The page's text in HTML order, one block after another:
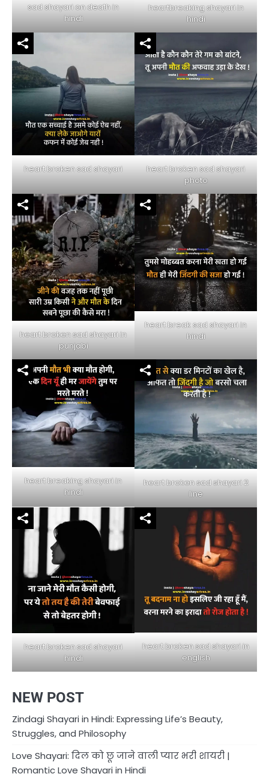
sad shayari on death in
hindi
heartbreaking shayari in
hindi
heart broken sad shayari
heart broken sad shayari
photo
heart broken sad shayari in
punjabi
heart break sad shayari in
hindi
heart breaking shayari in
hindi
heart broken sad shayari 2
line
heart broken sad shayari
hindi
heart broken sad shayari in
english
NEW POST
Zindagi Shayari in Hindi: Expressing Life’s Beauty,
Struggles, and Philosophy
Love Shayari: दिल को छू जाने वाली प्यार भरी शायरी |
Romantic Love Shayari in Hindi